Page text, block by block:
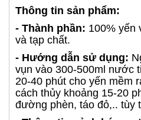
Thông tin sản phẩm:
- Thành phần: 100% yến
và tạp chất.
- Hướng dẫn sử dụng:
vụn vào 300-500ml nước
20-40 phút cho yến mềm
cách thủy khoảng 15-20
đường phèn, táo đỏ,.. tùy